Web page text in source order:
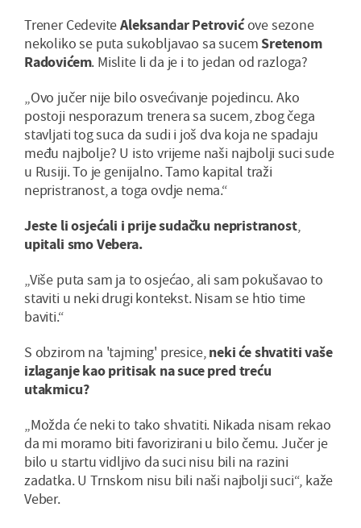
Trener CedeviteAleksandar Petrovićove sezone
nekoliko se puta sukobljavao sa sucem Sretenom
Radovićem. Mislite li da je i to jedan od razloga?
„Ovo jučer nije bilo osvećivanje pojedincu. Ako
postoji nesporazum trenera sa sucem, zbog čega
stavljati tog suca da sudi i još dva koja ne spadaju
među najbolje? U isto vrijeme naši najbolji suci sude
u Rusiji. To je genijalno. Tamo kapital traži
nepristranost, a toga ovdje nema.“
Jeste li osjećali i prije sudačku nepristranost,
upitali smo Vebera.
„Više puta sam ja to osjećao, ali sam pokušavao to
staviti u neki drugi kontekst. Nisam se htio time
baviti.“
S obzirom na 'tajming' presice,neki će shvatiti vaše
izlaganje kao pritisak na suce pred treću
utakmicu?
„Možda će neki to tako shvatiti. Nikada nisam rekao
da mi moramo biti favorizirani u bilo čemu. Jučer je
bilo u startu vidljivo da suci nisu bili na razini
zadatka. U Trnskom nisu bili naši najbolji suci“, kaže
Veber.